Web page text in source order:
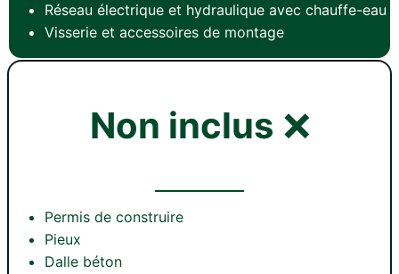
Réseau électrique et hydraulique avec chauffe-eau
Visserie et accessoires de montage
Non inclus ❌
Permis de construire
Pieux
Dalle béton